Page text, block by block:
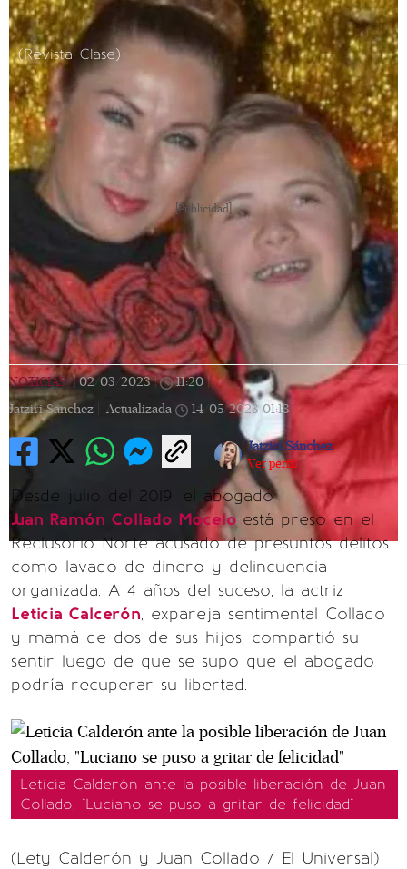
(Revista Clase)
[Publicidad]
NOTICIAS | 02/03/2023 | 11:20 |
Jatziri Sanchez |
Actualizada 14/05/2023 01:13
Jatziri Sánchez
Ver perfil
Desde julio del 2019, el abogado
Juan Ramón Collado Mocelo está preso en el
Reclusorio Norte acusado de presuntos delitos
como lavado de dinero y delincuencia
organizada. A 4 años del suceso, la actriz
Leticia Calcerón, expareja sentimental Collado
y mamá de dos de sus hijos, compartió su
sentir luego de que se supo que el abogado
podría recuperar su libertad.
Leticia Calderón ante la posible liberación de Juan
Collado, "Luciano se puso a gritar de felicidad"
(Lety Calderón y Juan Collado / El Universal)